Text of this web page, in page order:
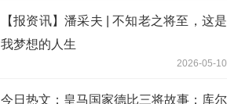
【报资讯】潘采夫 | 不知老之将至，这是
我梦想的人生
2026-05-10
今日热文：皇马国家德比三将故事：库尔